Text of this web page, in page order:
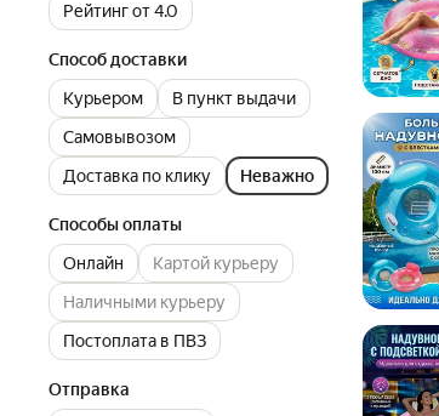
Рейтинг от 4.0
Способ доставки
Курьером
В пункт выдачи
Самовывозом
Доставка по клику
Неважно
Способы оплаты
Онлайн
Картой курьеру
Наличными курьеру
Постоплата в ПВЗ
Отправка